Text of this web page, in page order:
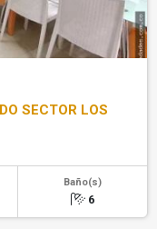
SECTOR LOS
Baño(s)
6